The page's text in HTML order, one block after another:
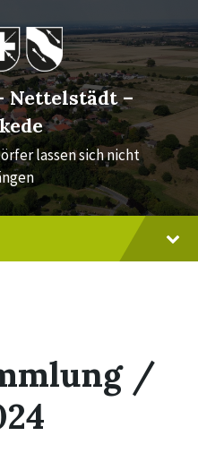
Nettelstädt –
lassen sich nicht
/